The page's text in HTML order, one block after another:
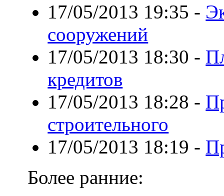
17/05/2013 19:35 -
сооружений
17/05/2013 18:30 -
кредитов
17/05/2013 18:28 -
строительного
17/05/2013 18:19 -
Более ранние: